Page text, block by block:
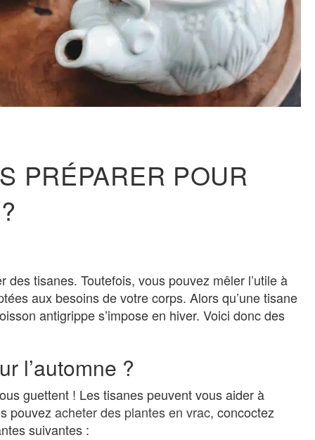
PRÉPARER POUR
tisanes. Toutefois, vous pouvez mêler l’utile à
aux besoins de votre corps. Alors qu’une tisane
antigrippe s’impose en hiver. Voici donc des
l’automne ?
guettent ! Les tisanes peuvent vous aider à
pouvezacheter des plantes en vrac, concoctez
suivantes :